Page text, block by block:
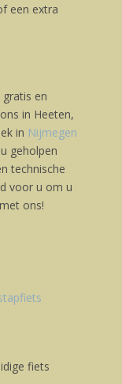
een extra
en
in Heeten,
in Nijmegen
geholpen
technische
voor u om u
ons!
fiets